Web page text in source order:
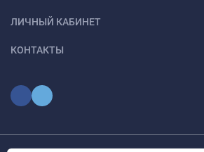
ЛИЧНЫЙ КАБИНЕТ
КОНТАКТЫ